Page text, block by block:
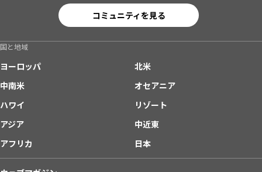
コミュニティを見る
国と地域
ヨーロッパ
北米
中南米
オセアニア
ハワイ
リゾート
アジア
中近東
アフリカ
日本